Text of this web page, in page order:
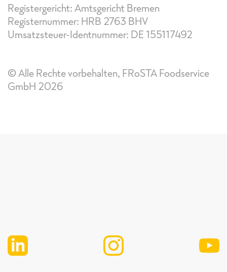
Registergericht: Amtsgericht Bremen
Registernummer: HRB 2763 BHV
Umsatzsteuer-Identnummer: DE 155117492
© Alle Rechte vorbehalten, FRoSTA Foodservice
GmbH 2026